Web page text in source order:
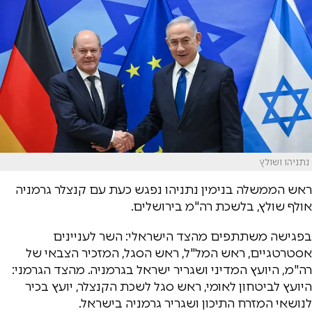
נתניהו ושולץ
ראש הממשלה בנימין נתניהו נפגש כעת עם קנצלר גרמניה
אולף שולץ, בלשכת רה"מ בירושלים.
בפגישה משתתפים מהצד הישראלי: השר לעניינים
אסטרטגיים, ראש המל"ל, ראש הסגל, המזכיר הצבאי של
רה"מ, היועץ המדיני ושגריר ישראל בגרמניה. מהצד הגרמני:
היועץ לביטחון לאומי, ראש סגל לשכת הקנצלר, יועץ בכיר
לנושאי המזרח התיכון ושגריר גרמניה בישראל.